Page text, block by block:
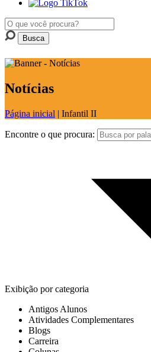
Notícias
Página inicial | Infantil II
Encontre o que procura:
Exibição por categoria
Antigos Alunos
Atividades Complementares
Blogs
Carreira